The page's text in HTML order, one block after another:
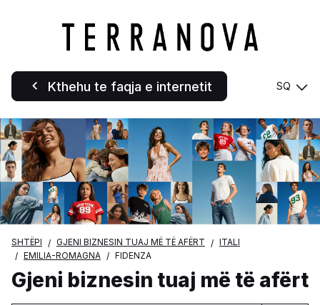
Kthehu te faqja e internetit SQ
SHTËPI GJENI BIZNESIN TUAJ MË TË AFËRT
ITALI
EMILIA-ROMAGNA
FIDENZA
Gjeni biznesin tuaj më të afërt